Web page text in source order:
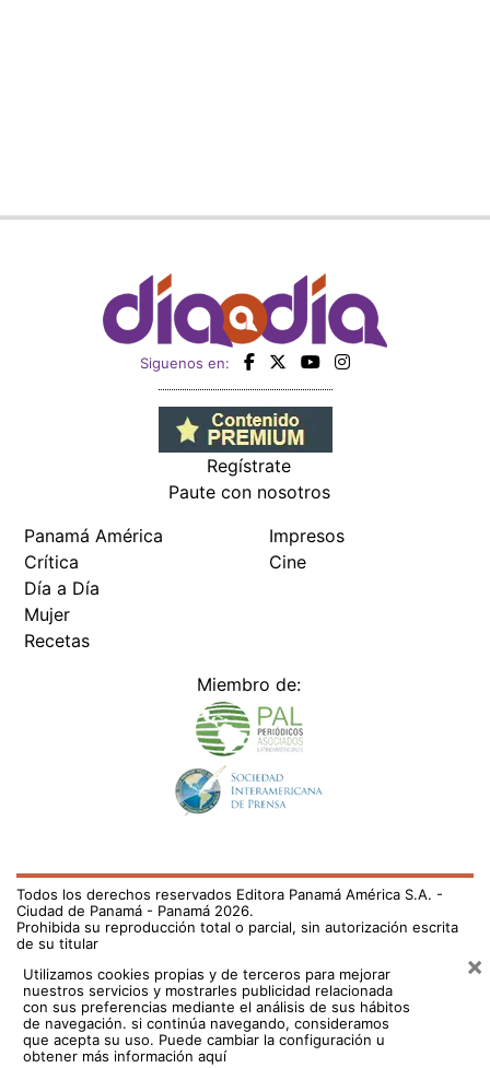
Siguenos en:
Regístrate
Paute con nosotros
Panamá América
Crítica
Día a Día
Mujer
Recetas
Impresos
Cine
Miembro de:
Todos los derechos reservados Editora Panamá América S.A. -
Ciudad de Panamá - Panamá 2026.
Prohibida su reproducción total o parcial, sin autorización escrita
de su titular
Utilizamos cookies propias y de terceros para mejorar
nuestros servicios y mostrarles publicidad relacionada
con sus preferencias mediante el análisis de sus hábitos
de navegación. si continúa navegando, consideramos
que acepta su uso. Puede cambiar la configuración u
obtener más información aquí
×